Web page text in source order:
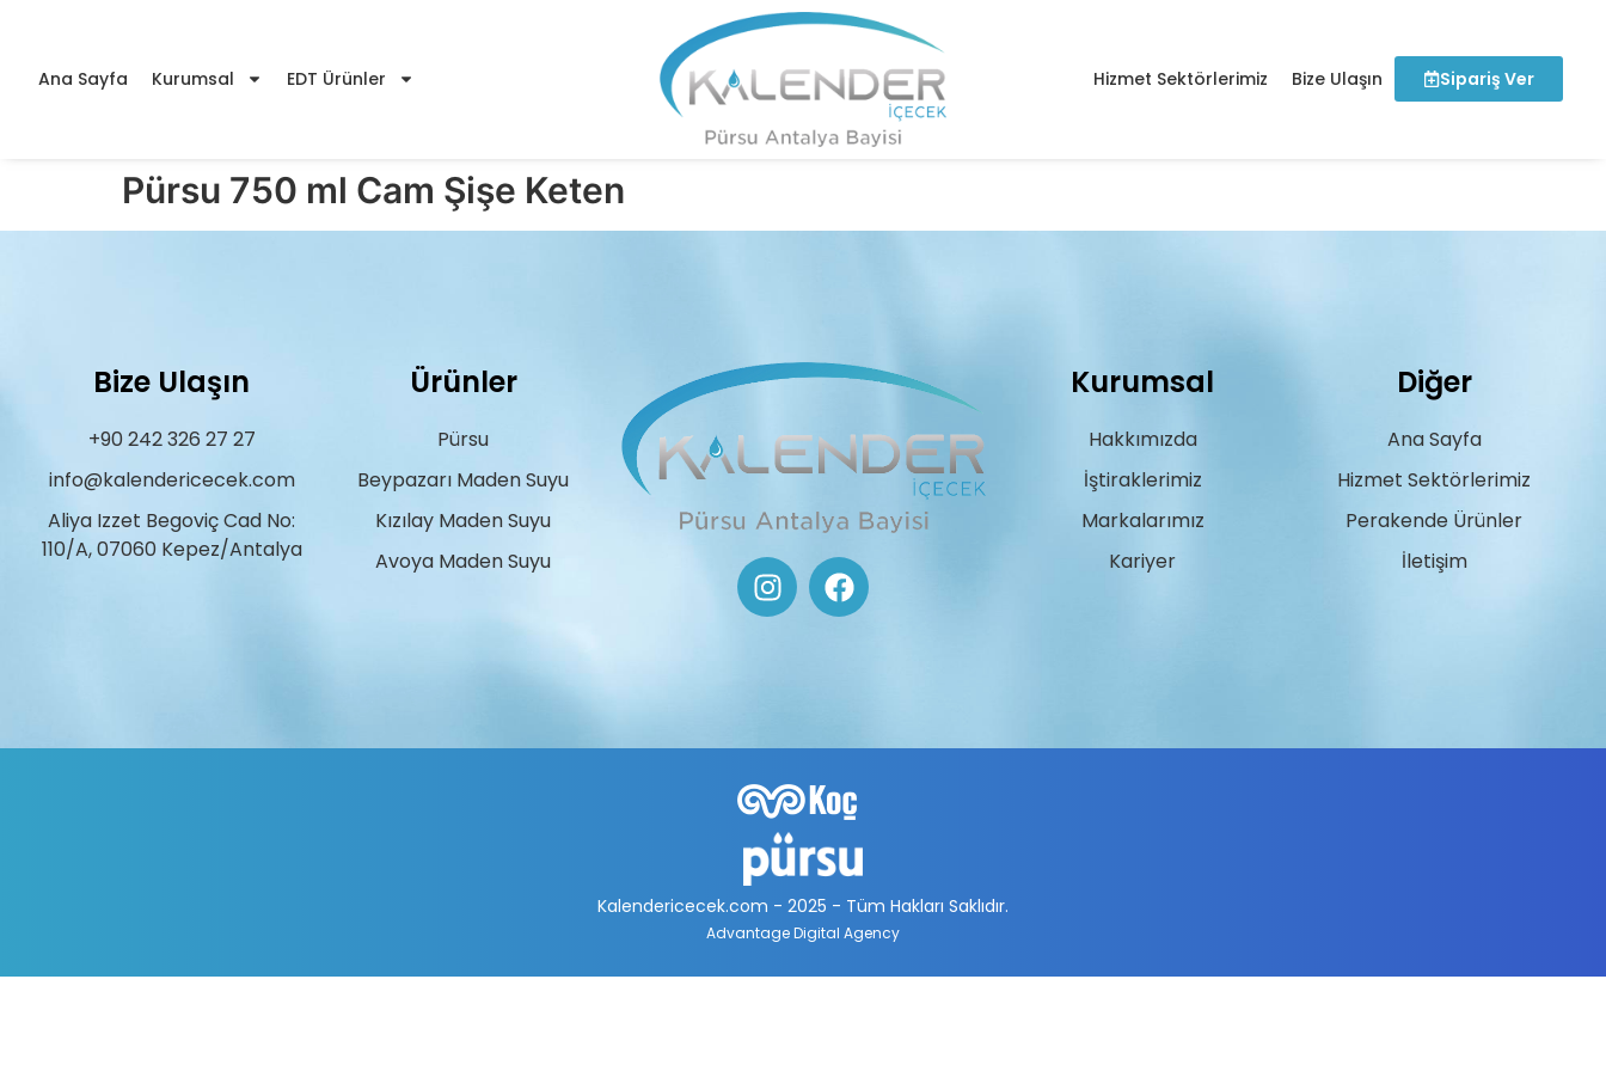
Ana Sayfa Kurumsal EDT Ürünler Hizmet Sektörlerimiz Bize Ulaşın Sipariş Ver
Pürsu 750 ml Cam Şişe Keten
Bize Ulaşın
+90 242 326 27 27
info@kalendericecek.com
Aliya Izzet Begoviç Cad No:
110/A, 07060 Kepez/Antalya
Ürünler
Pürsu
Beypazarı Maden Suyu
Kızılay Maden Suyu
Avoya Maden Suyu
Kurumsal
Hakkımızda
İştiraklerimiz
Markalarımız
Kariyer
Diğer
Ana Sayfa
Hizmet Sektörlerimiz
Perakende Ürünler
İletişim
Kalendericecek.com - 2025 - Tüm Hakları Saklıdır.
Advantage Digital Agency